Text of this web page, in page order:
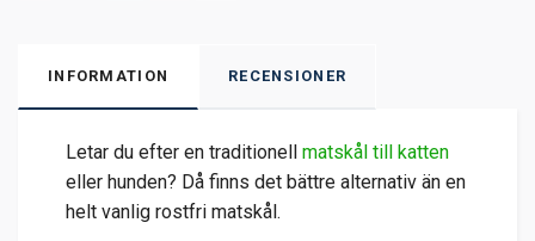
INFORMATION RECENSIONER
Letar du efter en traditionell matskål till katten
eller hunden? Då finns det bättre alternativ än en
helt vanlig rostfri matskål.